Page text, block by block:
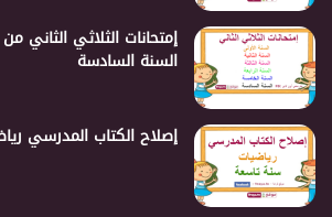
إمتحانات الثلاثي الثاني
السنة السادسة
إصلاح الكتاب المدرسي